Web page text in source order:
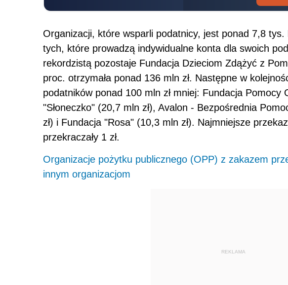
Organizacji, które wsparli podatnicy, jest ponad 7,8
tych, które prowadzą indywidualne konta dla swoich
rekordzistą pozostaje Fundacja Dzieciom Zdążyć z
proc. otrzymała ponad 136 mln zł. Następne w
podatników ponad 100 mln zł mniej: Fundacja Pomocy
"Słoneczko" (20,7 mln zł), Avalon - Bezpośrednia
zł) i Fundacja "Rosa" (10,3 mln zł). Najmniejsze
przekraczały 1 zł.
Organizacje pożytku publicznego (OPP) z zakazem
innym organizacjom
REKLAMA